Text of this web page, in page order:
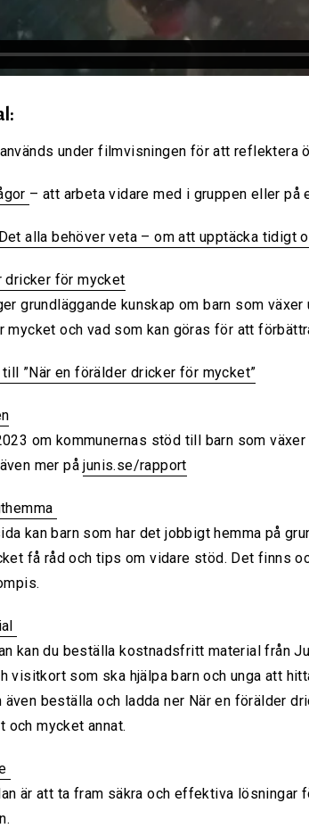
under filmvisningen för att reflektera
– att arbeta vidare med i gruppen eller på
alla behöver veta – om att upptäcka tidigt
dricker för mycket
grundläggande kunskap om barn som växer
mycket och vad som kan göras för att
”När en förälder dricker för mycket”
om kommunernas stöd till barn som
mer påjunis.se/rapport
kan barn som har det jobbigt hemma på
få råd och tips om vidare stöd. Det finns
kan du beställa kostnadsfritt material från
visitkort som ska hjälpa barn och unga att
även beställa och ladda ner När en förälder
och mycket annat.
är att ta fram säkra och effektiva lösningar